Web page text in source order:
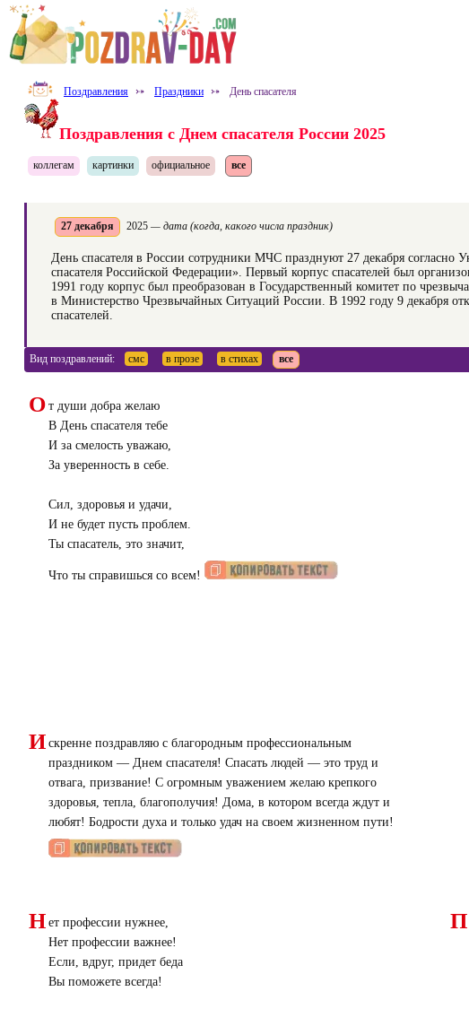
Поздравления ⤐ Праздники ⤐ День спасателя
Поздравления с Днем спасателя России 2025
коллегам картинки официальное все
27 декабря 2025 — дата (когда, какого числа праздник)
День спасателя в России сотрудники МЧС празднуют 27 декабря
спасателя Российской Федерации». Первый корпус спасателей был
1991 году корпус был преобразован в Государственный комитет по
в Министерство Чрезвычайных Ситуаций России. В 1992 году 9 декабря
спасателей.
Вид поздравлений: смс в прозе в стихах все
О т души добра желаю
В День спасателя тебе
И за смелость уважаю,
За уверенность в себе.
Сил, здоровья и удачи,
И не будет пусть проблем.
Ты спасатель, это значит,
Что ты справишься со всем!
И скренне поздравляю с благородным профессиональным
праздником — Днем спасателя! Спасать людей — это труд и
отвага, призвание! С огромным уважением желаю крепкого
здоровья, тепла, благополучия! Дома, в котором всегда ждут и
любят! Бодрости духа и только удач на своем жизненном пути!
Н ет профессии нужнее,
Нет профессии важнее!
Если, вдруг, придет беда
Вы поможете всегда!
П